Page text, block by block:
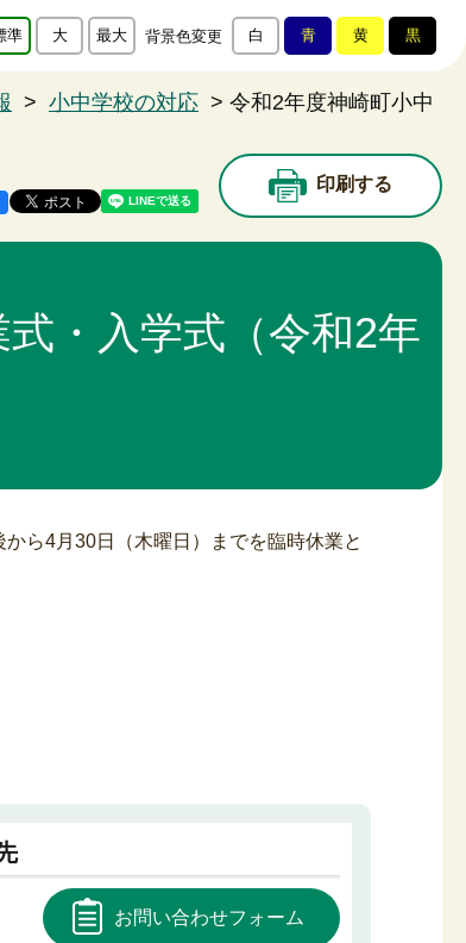
準 大 最大 背景色変更 白 青 黄 黒
> 小中学校の対応 > 令和2年度神崎町小中
印刷する
・入学式（令和2年
ら4月30日（木曜日）までを臨時休業と
お問い合わせフォーム